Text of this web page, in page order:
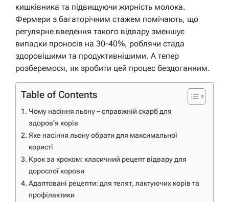
кишківника та підвищуючи жирність молока.
Фермери з багаторічним стажем помічають, що
регулярне введення такого відвару зменшує
випадки проносів на 30-40%, роблячи стада
здоровішими та продуктивнішими. А тепер
розберемося, як зробити цей процес бездоганним.
Table of Contents
Чому насіння льону – справжній скарб для
здоров’я корів
Яке насіння льону обрати для максимальної
користі
Крок за кроком: класичний рецепт відвару для
дорослої корови
Адаптовані рецепти: для телят, лактуючих корів та
профілактики